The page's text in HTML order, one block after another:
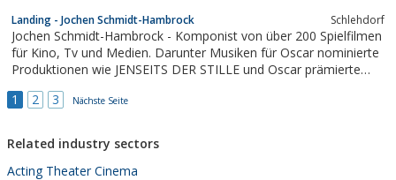
weltliche Chorliteratur ihren Platz im Repertoire.
Landing - Jochen Schmidt-Hambrock Schlehdorf
Jochen Schmidt-Hambrock - Komponist von über 200 Spielfilmen
für Kino, Tv und Medien. Darunter Musiken für Oscar nominierte
Produktionen wie JENSEITS DER STILLE und Oscar prämierte
PETTERSSON UND FINDUS.
1 2 3 Nächste Seite
Related industry sectors
Acting Theater Cinema